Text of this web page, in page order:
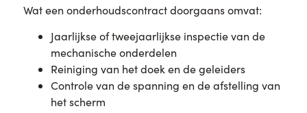
Wat een onderhoudscontract doorgaans omvat:
Jaarlijkse of tweejaarlijkse inspectie van de
mechanische onderdelen
Reiniging van het doek en de geleiders
Controle van de spanning en de afstelling van
het scherm